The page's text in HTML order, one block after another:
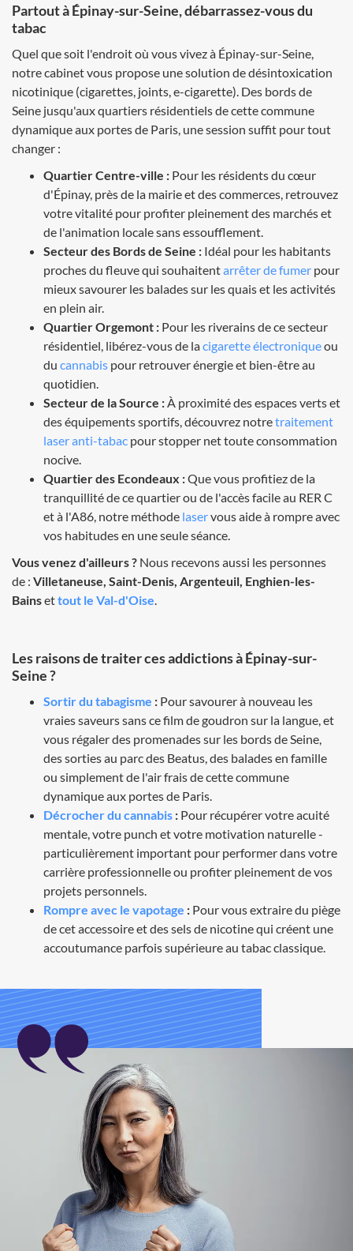
Partout à Épinay-sur-Seine, débarrassez-vous du
tabac
Quel que soit l'endroit où vous vivez à Épinay-sur-Seine,
notre cabinet vous propose une solution de désintoxication
nicotinique (cigarettes, joints, e-cigarette). Des bords de
Seine jusqu'aux quartiers résidentiels de cette commune
dynamique aux portes de Paris, une session suffit pour tout
changer :
Quartier Centre-ville : Pour les résidents du cœur
d'Épinay, près de la mairie et des commerces, retrouvez
votre vitalité pour profiter pleinement des marchés et
de l'animation locale sans essoufflement.
Secteur des Bords de Seine : Idéal pour les habitants
proches du fleuve qui souhaitentarrêter de fumer pour
mieux savourer les balades sur les quais et les activités
en plein air.
Quartier Orgemont : Pour les riverains de ce secteur
résidentiel, libérez-vous de lacigarette électroniqueou
du cannabis pour retrouver énergie et bien-être au
quotidien.
Secteur de la Source :À proximité des espaces verts et
des équipements sportifs, découvrez notretraitement
laser anti-tabac pour stopper net toute consommation
nocive.
Quartier des Econdeaux :Que vous profitiez de la
tranquillité de ce quartier ou de l'accès facile au RER C
et à l'A86, notre méthode laservous aide à rompre avec
vos habitudes en une seule séance.
Vous venez d'ailleurs ? Nous recevons aussi les personnes
de : Villetaneuse, Saint-Denis, Argenteuil, Enghien-les-
Bainsettout le Val-d'Oise.
Les raisons de traiter ces addictions à Épinay-sur-
Seine ?
Sortir du tabagisme : Pour savourer à nouveau les
vraies saveurs sans ce film de goudron sur la langue, et
vous régaler des promenades sur les bords de Seine,
des sorties au parc des Beatus, des balades en famille
ou simplement de l'air frais de cette commune
dynamique aux portes de Paris.
Décrocher du cannabis : Pour récupérer votre acuité
mentale, votre punch et votre motivation naturelle -
particulièrement important pour performer dans votre
carrière professionnelle ou profiter pleinement de vos
projets personnels.
Rompre avec le vapotage : Pour vous extraire du piège
de cet accessoire et des sels de nicotine qui créent une
accoutumance parfois supérieure au tabac classique.